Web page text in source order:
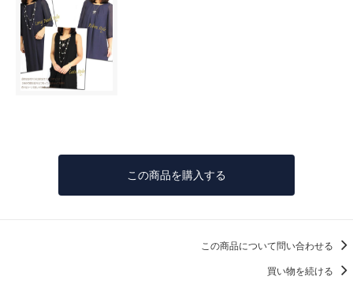
この商品を購入する
この商品について問い合わせる
買い物を続ける